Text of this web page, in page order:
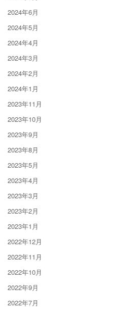
2024年6月
2024年5月
2024年4月
2024年3月
2024年2月
2024年1月
2023年11月
2023年10月
2023年9月
2023年8月
2023年5月
2023年4月
2023年3月
2023年2月
2023年1月
2022年12月
2022年11月
2022年10月
2022年9月
2022年7月